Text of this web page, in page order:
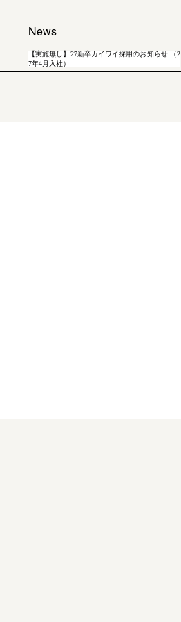
News
【実施無し】27新卒カイワイ採用のお知らせ （2
7年4月入社）